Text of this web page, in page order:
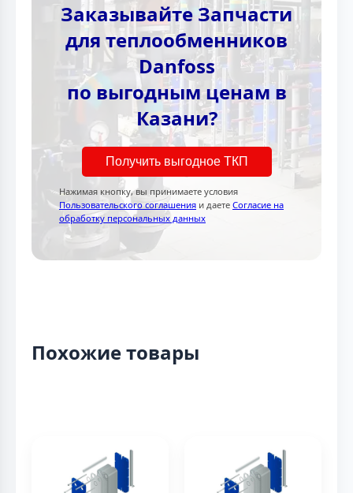
Заказывайте Запчасти
для теплообменников
Danfoss
по выгодным ценам в
Казани?
Получить выгодное ТКП
Нажимая кнопку, вы принимаете условия
Пользовательского соглашения и даете Согласие на
обработку персональных данных
Похожие товары